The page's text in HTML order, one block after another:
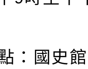
國史館